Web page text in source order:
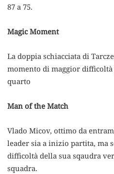
87 a 75.
Magic Moment
La doppia schiacciata di
momento di maggior
quarto
Man of the Match
Vlado Micov, ottimo da
leader sia a inizio partita, ma
difficoltà della sua sqaudra
squadra.